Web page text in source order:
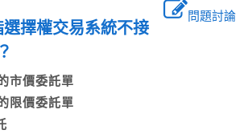
問題討論
選擇權交易系統不接
市價委託單
限價委託單